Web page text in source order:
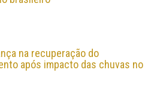
na recuperação do
após impacto das chuvas no